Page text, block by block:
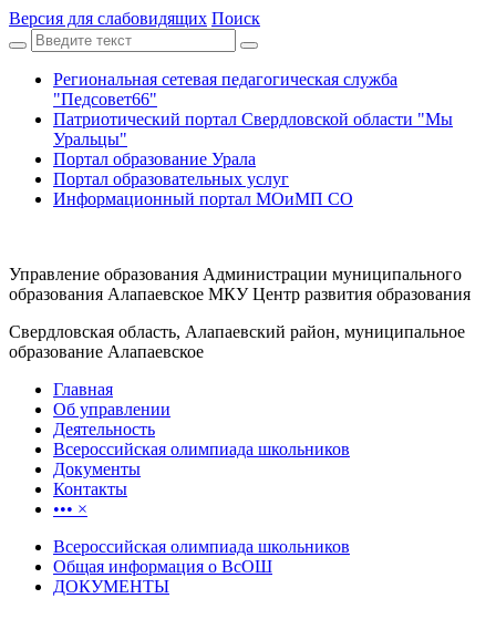
Версия для слабовидящих Поиск
Региональная сетевая педагогическая служба
"Педсовет66"
Патриотический портал Свердловской области "Мы
Уральцы"
Портал образование Урала
Портал образовательных услуг
Информационный портал МОиМП СО
Управление образования Администрации муниципального
образования Алапаевское МКУ Центр развития образования
Свердловская область, Алапаевский район, муниципальное
образование Алапаевское
Главная
Об управлении
Деятельность
Всероссийская олимпиада школьников
Документы
Контакты
••• ×
Всероссийская олимпиада школьников
Общая информация о ВсОШ
ДОКУМЕНТЫ